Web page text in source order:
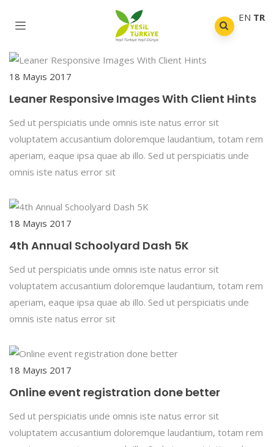
18 Mayıs 2017
Leaner Responsive Images With Client Hints
Sed ut perspiciatis unde omnis iste natus error sit
voluptatem accusantium doloremque laudantium, totam rem
aperiam, eaque ipsa quae ab illo. Sed ut perspiciatis unde
omnis iste natus error sit
18 Mayıs 2017
4th Annual Schoolyard Dash 5K
Sed ut perspiciatis unde omnis iste natus error sit
voluptatem accusantium doloremque laudantium, totam rem
aperiam, eaque ipsa quae ab illo. Sed ut perspiciatis unde
omnis iste natus error sit
18 Mayıs 2017
Online event registration done better
Sed ut perspiciatis unde omnis iste natus error sit
voluptatem accusantium doloremque laudantium, totam rem
EN TR